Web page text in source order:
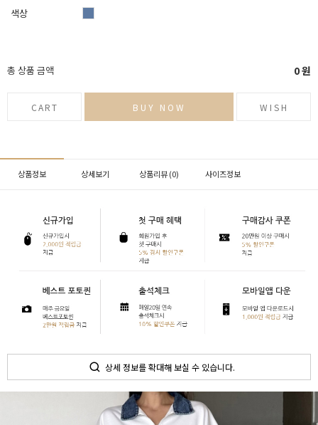
색상
총 상품 금액 0원
CART BUY NOW WISH
상품정보 상세보기 상품리뷰 (0) 사이즈정보
상세 정보를 확대해 보실 수 있습니다.